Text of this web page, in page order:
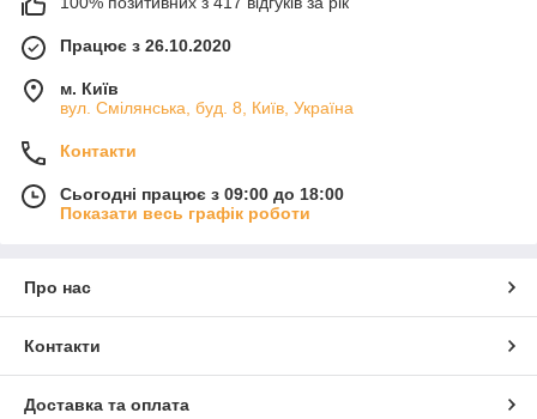
Працює з 26.10.2020
м. Київ
вул. Смілянська, буд. 8, Київ, Україна
Контакти
Сьогодні працює з 09:00 до 18:00
Показати весь графік роботи
Про нас
Контакти
Доставка та оплата